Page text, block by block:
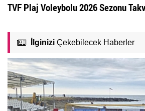
TVF Plaj Voleybolu 2026 Sezonu
İlginizi Çekebilecek Haberler